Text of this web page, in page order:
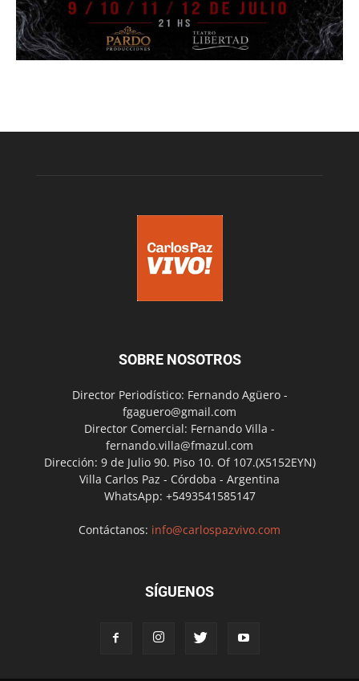
SOBRE NOSOTROS
Director Periodístico: Fernando Agüero -
fgaguero@gmail.com
Director Comercial: Fernando Villa -
fernando.villa@fmazul.com
Dirección: 9 de Julio 90. Piso 10. Of 107.(X5152EYN)
Villa Carlos Paz - Córdoba - Argentina
WhatsApp: +5493541585147
Contáctanos: info@carlospazvivo.com
SÍGUENOS